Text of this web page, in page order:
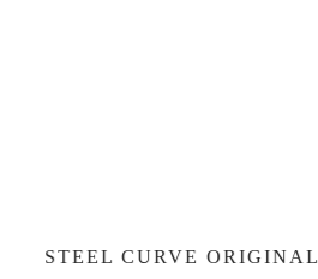
STEEL CURVE ORIGINAL